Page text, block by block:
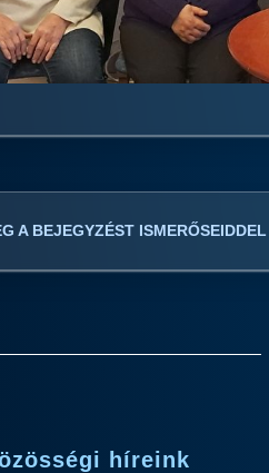
A BEJEGYZÉST ISMERŐSEIDDEL
híreink